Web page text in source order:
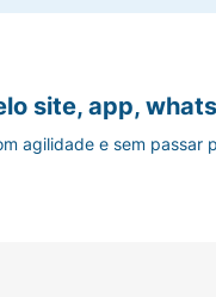
site, app,
agilidade e sem passar